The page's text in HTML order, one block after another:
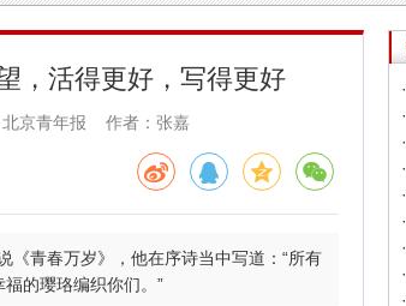
，活得更好，写得更好
北京青年报 作者：张嘉
《青春万岁》，他在序诗当中写道：“所有
的璎珞编织你们。”